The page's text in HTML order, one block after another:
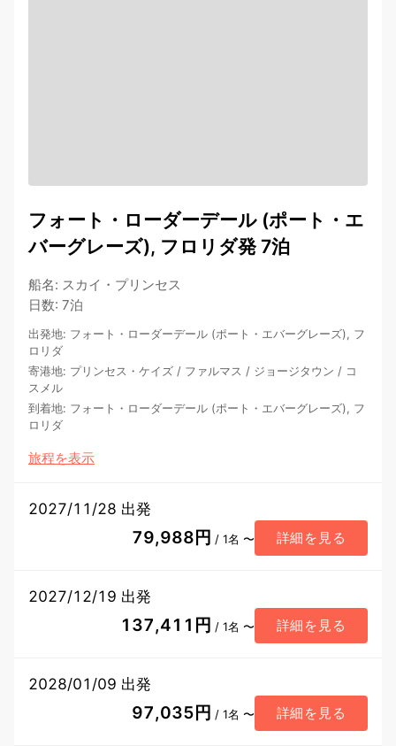
フォート・ローダーデール (ポート・エ
バーグレーズ), フロリダ発 7泊
船名: スカイ・プリンセス
日数: 7泊
出発地: フォート・ローダーデール (ポート・エバーグレーズ), フ
ロリダ
寄港地: プリンセス・ケイズ / ファルマス / ジョージタウン / コ
スメル
到着地: フォート・ローダーデール (ポート・エバーグレーズ), フ
ロリダ
旅程を表示
2027/11/28 出発
79,988円 / 1名 〜 詳細を見る
2027/12/19 出発
137,411円 / 1名 〜 詳細を見る
2028/01/09 出発
97,035円 / 1名 〜 詳細を見る